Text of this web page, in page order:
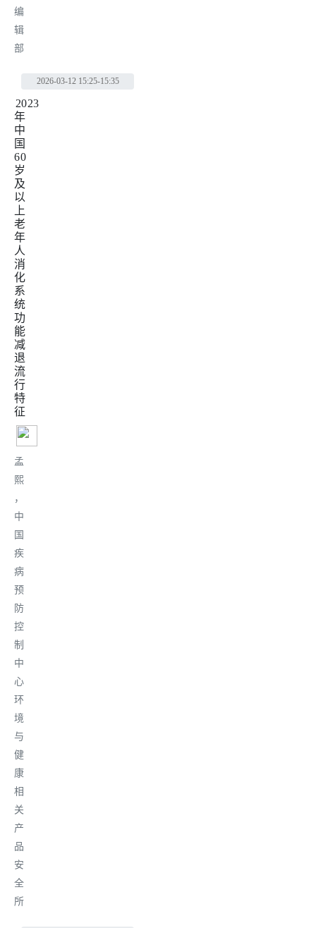
编
辑
部
2026-03-12 15:25-15:35
2023
年
中
国
60
岁
及
以
上
老
年
人
消
化
系
统
功
能
减
退
流
行
特
征
孟
熙
，
中
国
疾
病
预
防
控
制
中
心
环
境
与
健
康
相
关
产
品
安
全
所